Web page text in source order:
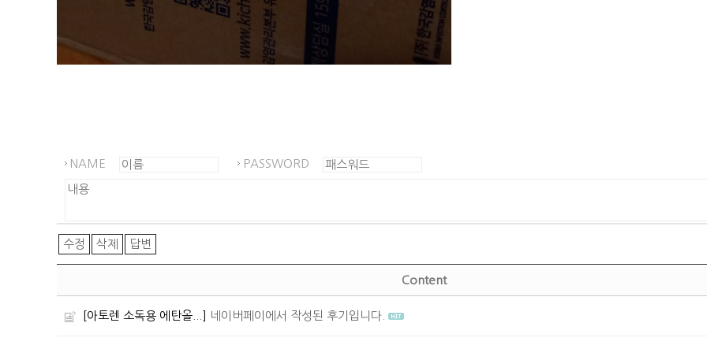
NAME PASSWORD
수정 삭제 답변
Content
[아토렌 소독용 에탄올...] 네이버페이에서 작성된 후기입니다.